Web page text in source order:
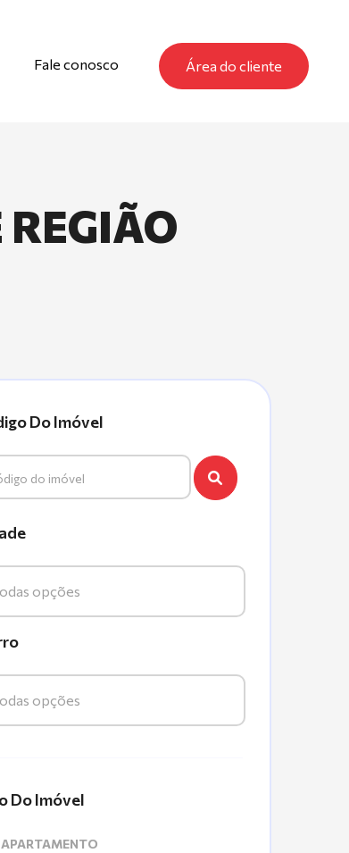
Fale conosco Área do cliente
Do Imóvel
opções
opções
Do Imóvel
APARTAMENTO